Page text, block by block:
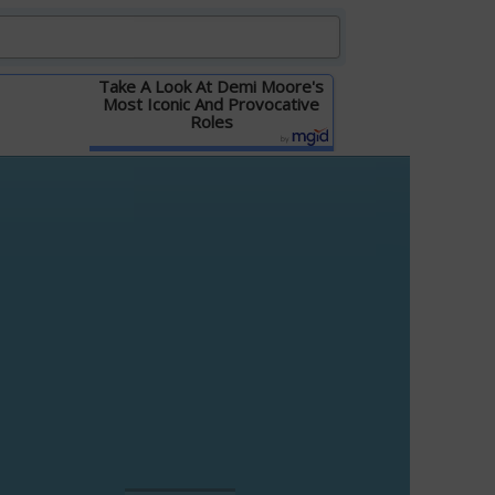
Take A Look At Demi Moore's
Most Iconic And Provocative
Roles
Детальніше